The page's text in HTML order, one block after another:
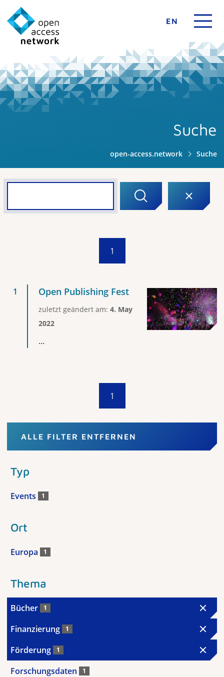
EN
Suche
open-access.network Suche
1
Open Publishing Fest
zuletzt geändert am: 4. May
2022
...
1
ALLE FILTER ENTFERNEN
Typ
Events 1
Ort
Europa 1
Thema
Bücher 1
Finanzierung 1
Förderung 1
Forschungsdaten 1